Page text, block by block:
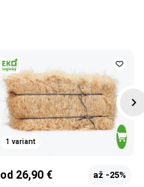
1 variant
od 26,90 € až -25%